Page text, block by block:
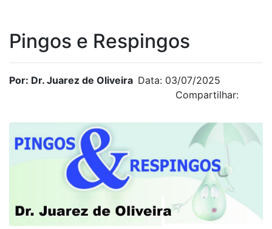
Pingos e Respingos
Por: Dr. Juarez de Oliveira Data: 03/07/2025
Compartilhar: